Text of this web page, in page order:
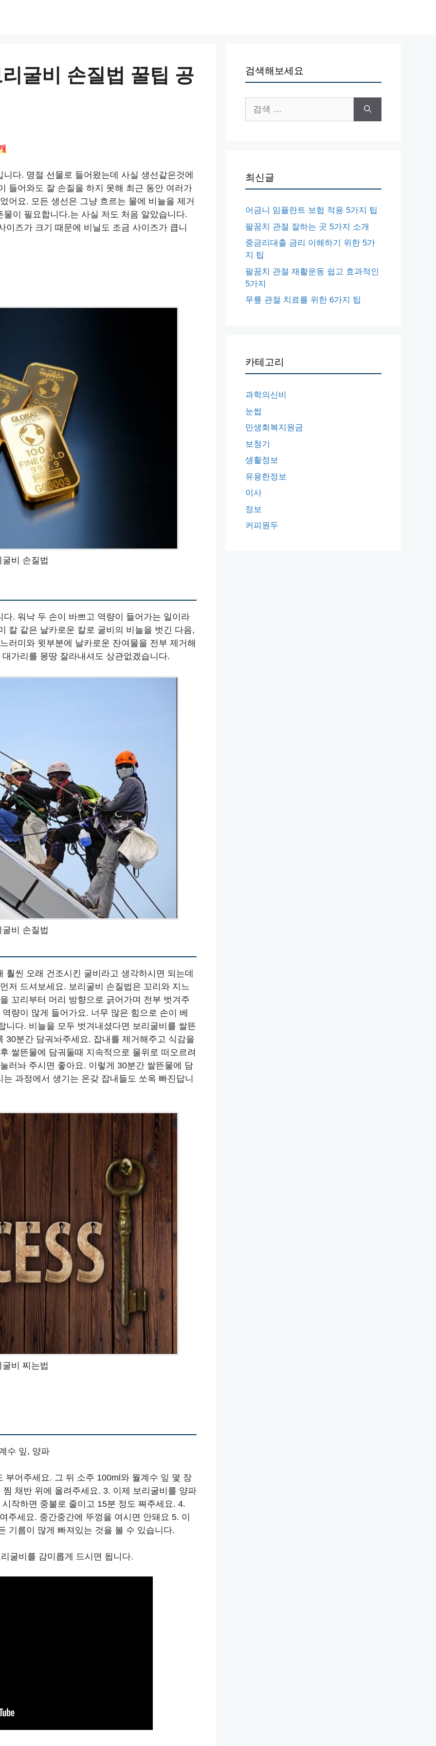
굴비 손질법 꿀팁 공
다. 명절 선물로 들어왔는데 사실 생선같은것에
들어와도 잘 손질을 하지 못해 최근 동안 여러가
어요. 모든 생선은 그냥 흐르는 물에 비늘을 제거
이 필요합니다.는 사실 저도 처음 알았습니다.
즈가 크기 때문에 비닐도 조금 사이즈가 큽니
비 손질법
. 워낙 두 손이 바쁘고 역량이 들어가는 일이라
칼 같은 날카로운 칼로 굴비의 비늘을 벗긴 다음,
러미와 윗부분에 날카로운 잔여물을 전부 제거해
가리를 몽땅 잘라내셔도 상관없겠습니다.
비 손질법
씬 오래 건조시킨 굴비라고 생각하시면 되는데
저 드셔보세요. 보리굴비 손질법은 꼬리와 지느
꼬리부터 머리 방향으로 긁어가며 전부 벗겨주
량이 많게 들어가요. 너무 많은 힘으로 손이 베
니다. 비늘을 모두 벗겨내셨다면 보리굴비를 쌀뜬
30분간 담궈놔주세요. 잡내를 제거해주고 식감을
쌀뜬물에 담궈둘때 지속적으로 물위로 떠오르려
러놔 주시면 좋아요. 이렇게 30분간 쌀뜬물에 담
과정에서 생기는 온갖 잡내들도 쏘옥 빠진답니
비 찌는법
수 잎, 양파
부어주세요. 그 뒤 소주 100ml와 월계수 잎 몇 장
채반 위에 올려주세요. 3. 이제 보리굴비를 양파
작하면 중불로 줄이고 15분 정도 쪄주세요. 4.
주세요. 중간중간에 뚜껑을 여시면 안돼요 5. 이
기름이 많게 빠져있는 것을 볼 수 있습니다.
굴비를 감미롭게 드시면 됩니다.
검색해보세요
색:
최신글
어금니 임플란트 보험 적용 5가지 팁
팔꿈치 관절 잘하는 곳 5가지 소개
중금리대출 금리 이해하기 위한 5가
지 팁
팔꿈치 관절 재활운동 쉽고 효과적인
5가지
무릎 관절 치료를 위한 6가지 팁
카테고리
과학의신비
눈썹
민생회복지원금
보청기
생활정보
유용한정보
이사
정보
커피원두